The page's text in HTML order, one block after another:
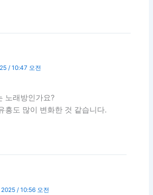
/ 10:47 오전
노래방인가요?
흥도 많이 변화한 것 같습니다.
/ 10:56 오전